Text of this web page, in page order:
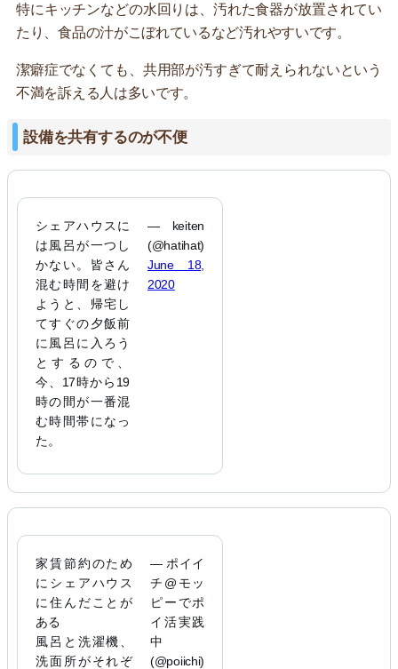
特にキッチンなどの水回りは、汚れた食器が放置されてい
たり、食品の汁がこぼれているなど汚れやすいです。
潔癖症でなくても、共用部が汚すぎて耐えられないという
不満を訴える人は多いです。
設備を共有するのが不便
シェアハウスに
は風呂が一つし
かない。皆さん
混む時間を避け
ようと、帰宅し
てすぐの夕飯前
に風呂に入ろう
とするので、
今、17時から19
時の間が一番混
む時間帯になっ
た。
— keiten
(@hatihat)
June 18,
2020
家賃節約のため
にシェアハウス
に住んだことが
ある
風呂と洗濯機、
洗面所がそれぞ
— ポイイ
チ@モッ
ピーでポ
イ活実践
中
(@poiichi)